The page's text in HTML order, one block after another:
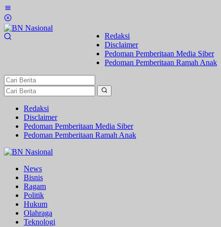
Lewati
ke
konten
Redaksi
Disclaimer
Pedoman Pemberitaan Media Siber
Pedoman Pemberitaan Ramah Anak
Redaksi
Disclaimer
Pedoman Pemberitaan Media Siber
Pedoman Pemberitaan Ramah Anak
News
Bisnis
Ragam
Politik
Hukum
Olahraga
Teknologi